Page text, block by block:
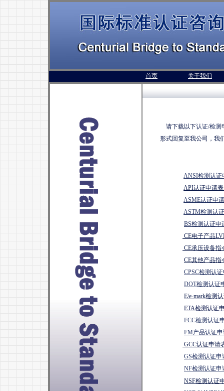
首页 关于我们
请下载以下认证/检测
形式回复至我公司，我
ANSI检测认证
API认证申请表
ASME认证申
ASTM检测认
BS检测认证申
CE电子产品
CE承压设备指
CE其他产品指
CPSC检测认
DOT检测认证
E/e-mark检测
ETA检测认证
FCC检测认证
FM产品认证申
GCC认证申请
GS检测认证申
NF检测认证申
NSF检测认证